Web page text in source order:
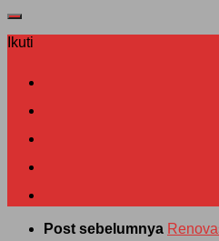
Ikuti
Post sebelumnya